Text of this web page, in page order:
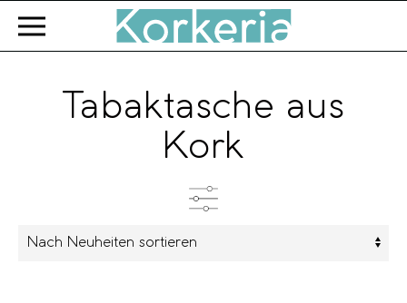
Zum Hauptinhalt springen
Tabaktasche aus
Kork
Kategorien